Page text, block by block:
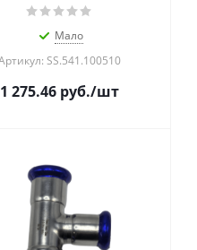
Мало
SS.541.100510
1 275.46 руб./шт